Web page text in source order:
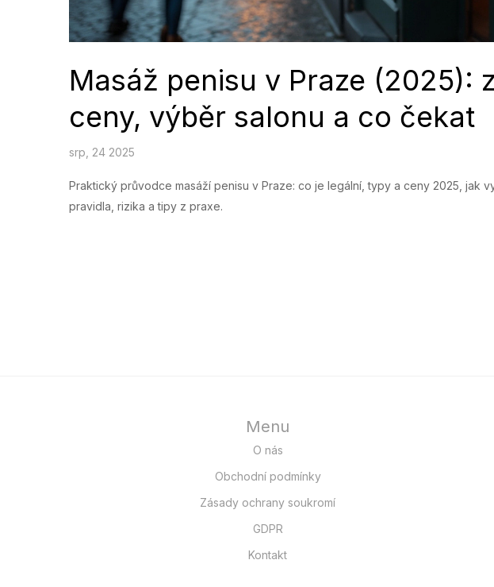
Masáž penisu v Praze (2025):
ceny, výběr salonu a co čekat
srp, 24 2025
Praktický průvodce masáží penisu v Praze: co je legální, typy a ceny 2025, jak
pravidla, rizika a tipy z praxe.
Menu
O nás
Obchodní podmínky
Zásady ochrany soukromí
GDPR
Kontakt